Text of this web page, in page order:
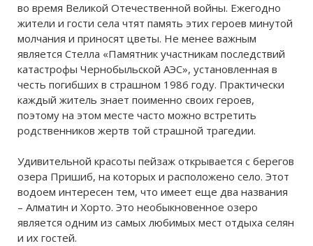
во время Великой Отечественной войны. Ежегодно
жители и гости села чтят память этих героев минутой
молчания и приносят цветы. Не менее важным
является Стелла «Памятник участникам последствий
катастрофы Чернобыльской АЭС», установленная в
честь погибших в страшном 1986 году. Практически
каждый житель знает поименно своих героев,
поэтому на этом месте часто можно встретить
родственников жертв той страшной трагедии.
Удивительной красоты пейзаж открывается с берегов
озера Пришиб, на которых и расположено село. Этот
водоем интересен тем, что имеет еще два названия
– Алматин и Хорто. Это необыкновенное озеро
является одним из самых любимых мест отдыха селян
и их гостей.